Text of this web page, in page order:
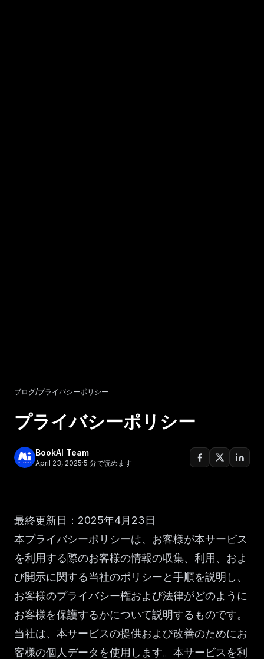
ブログ/プライバシーポリシー
プライバシーポリシー
BookAI Team
April 23, 2025·5 分で読めます
最終更新日：2025年4月23日
本プライバシーポリシーは、お客様が本サービス
を利用する際のお客様の情報の収集、利用、およ
び開示に関する当社のポリシーと手順を説明し、
お客様のプライバシー権および法律がどのように
お客様を保護するかについて説明するものです。
当社は、本サービスの提供および改善のためにお
客様の個人データを使用します。本サービスを利